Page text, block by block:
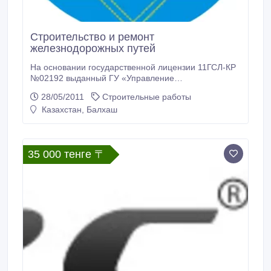
Строительство и ремонт
железнодорожных путей
На основании государственной лицензии 11ГСЛ-КР
№02192 выданный ГУ «Управление
контроля Карагандинской области», мы предлагаем
полный спектр работ связанных с
Реконструкция существующих подъездных путей.
28/05/2011
Строительные работы
Казахстан, Балхаш
35 000 тенге 〒